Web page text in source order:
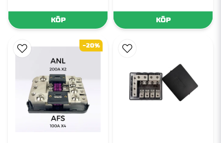
KÖP KÖP
-20%